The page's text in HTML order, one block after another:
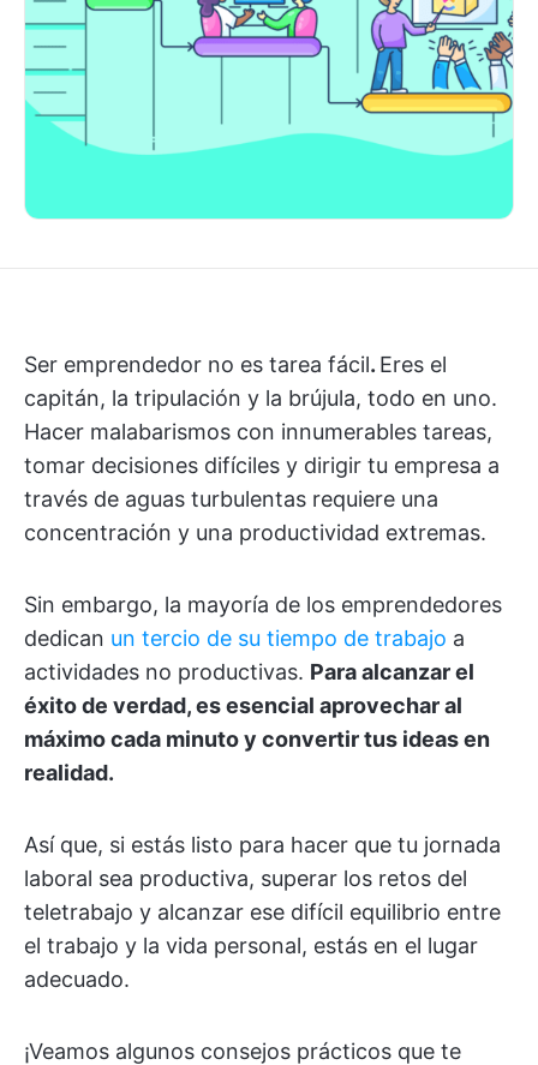
Ser emprendedor no es tarea fácil. Eres el
capitán, la tripulación y la brújula, todo en uno.
Hacer malabarismos con innumerables tareas,
tomar decisiones difíciles y dirigir tu empresa a
través de aguas turbulentas requiere una
concentración y una productividad extremas.
Sin embargo, la mayoría de los emprendedores
dedican un tercio de su tiempo de trabajo a
actividades no productivas. Para alcanzar el
éxito de verdad, es esencial aprovechar al
máximo cada minuto y convertir tus ideas en
realidad.
Así que, si estás listo para hacer que tu jornada
laboral sea productiva, superar los retos del
teletrabajo y alcanzar ese difícil equilibrio entre
el trabajo y la vida personal, estás en el lugar
adecuado.
¡Veamos algunos consejos prácticos que te